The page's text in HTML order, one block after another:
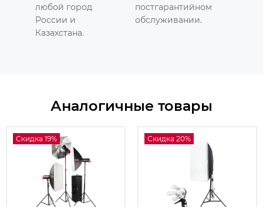
любой город
России и
Казахстана.
постгарантийном
обслуживании.
Аналогичные товары
Скидка 19% Скидка 20%